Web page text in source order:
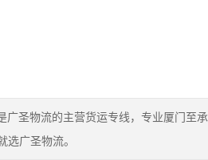
圣物流的主营货运专线，专业厦门至承
广圣物流。